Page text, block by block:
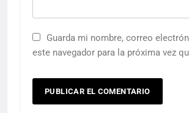
Guarda mi nombre, correo
este navegador para la próxima vez